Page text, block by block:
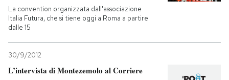
La convention organizzata dall'associazione
Italia Futura, che si tiene oggi a Roma a partire
dalle 15
30/9/2012
L’intervista di Montezemolo al Corriere